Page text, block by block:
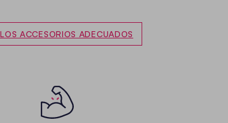
ACCESORIOS ADECUADOS